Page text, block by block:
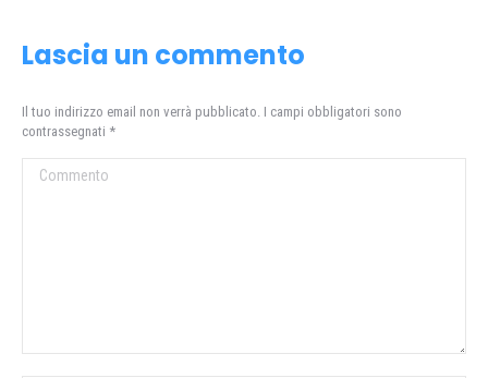
Lascia un commento
Il tuo indirizzo email non verrà pubblicato. I campi obbligatori sono
contrassegnati *
Commento